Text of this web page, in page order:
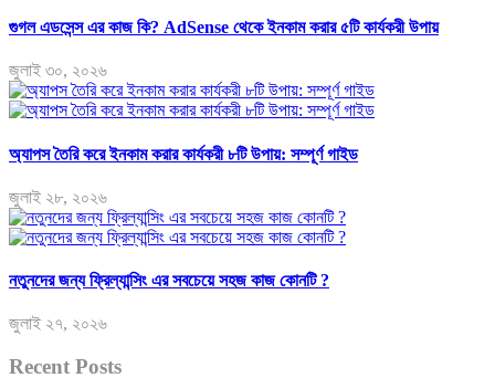
গুগল এডসেন্স এর কাজ কি? AdSense থেকে ইনকাম করার ৫টি কার্যকরী উপায়
জুলাই ৩০, ২০২৬
অ্যাপস তৈরি করে ইনকাম করার কার্যকরী ৮টি উপায়: সম্পূর্ণ গাইড
জুলাই ২৮, ২০২৬
নতুনদের জন্য ফ্রিল্যান্সিং এর সবচেয়ে সহজ কাজ কোনটি ?
জুলাই ২৭, ২০২৬
Recent Posts